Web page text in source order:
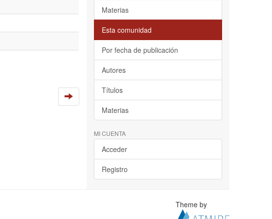
Materias
Esta comunidad
Por fecha de publicación
Autores
Títulos
Materias
MI CUENTA
Acceder
Registro
Theme by